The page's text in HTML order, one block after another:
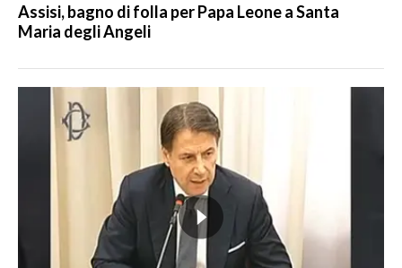
Assisi, bagno di folla per Papa Leone a Santa
Maria degli Angeli